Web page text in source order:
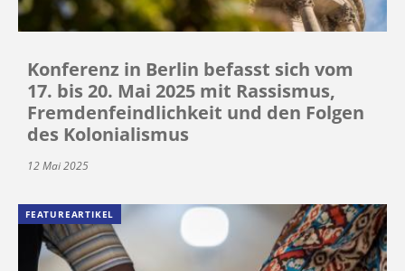
Konferenz in Berlin befasst sich vom
17. bis 20. Mai 2025 mit Rassismus,
Fremdenfeindlichkeit und den Folgen
des Kolonialismus
12 Mai 2025
FEATUREARTIKEL